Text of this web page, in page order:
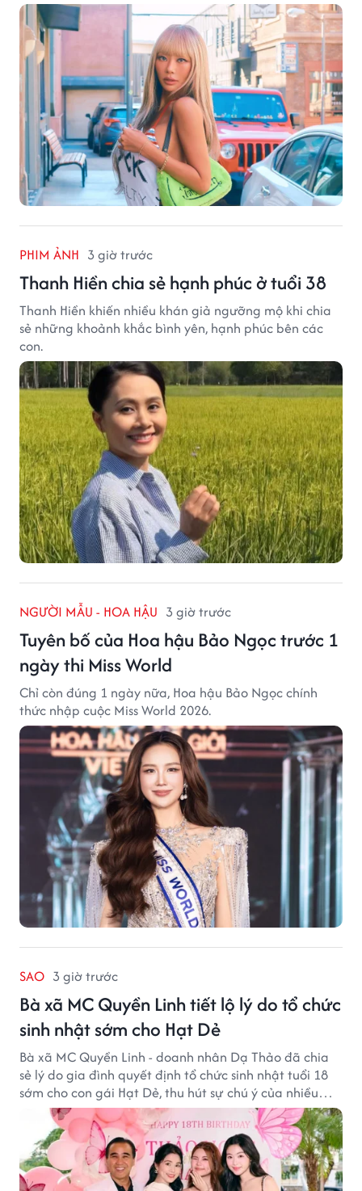
PHIM ẢNH 3 giờ trước
Thanh Hiền chia sẻ hạnh phúc ở tuổi 38
Thanh Hiền khiến nhiều khán giả ngưỡng mộ khi chia
sẻ những khoảnh khắc bình yên, hạnh phúc bên các
con.
NGƯỜI MẪU - HOA HẬU 3 giờ trước
Tuyên bố của Hoa hậu Bảo Ngọc trước 1
ngày thi Miss World
Chỉ còn đúng 1 ngày nữa, Hoa hậu Bảo Ngọc chính
thức nhập cuộc Miss World 2026.
SAO 3 giờ trước
Bà xã MC Quyền Linh tiết lộ lý do tổ chức
sinh nhật sớm cho Hạt Dẻ
Bà xã MC Quyền Linh - doanh nhân Dạ Thảo đã chia
sẻ lý do gia đình quyết định tổ chức sinh nhật tuổi 18
sớm cho con gái Hạt Dẻ, thu hút sự chú ý của nhiều
người hâm mộ.